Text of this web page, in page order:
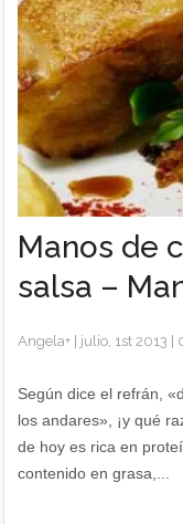
Manos de
salsa –
Angela+ julio, 1st 2013
Según dice el refrán,
los andares», ¡y qué
de hoy es rica en
contenido en grasa,...